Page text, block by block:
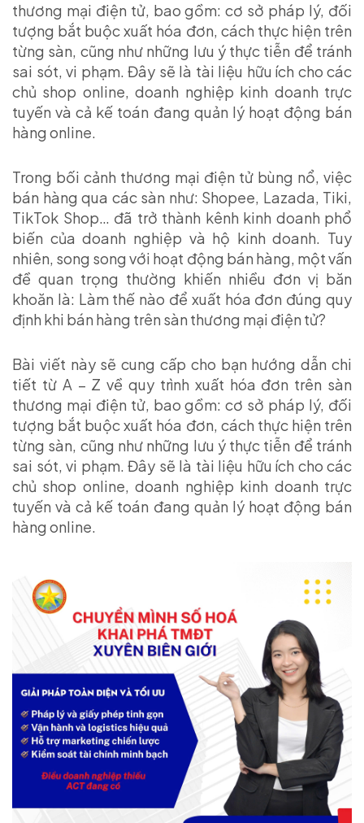
thương mại điện tử, bao gồm: cơ sở pháp lý, đối
tượng bắt buộc xuất hóa đơn, cách thực hiện trên
từng sàn, cũng như những lưu ý thực tiễn để tránh
sai sót, vi phạm. Đây sẽ là tài liệu hữu ích cho các
chủ shop online, doanh nghiệp kinh doanh trực
tuyến và cả kế toán đang quản lý hoạt động bán
hàng online.
Trong bối cảnh thương mại điện tử bùng nổ, việc
bán hàng qua các sàn như: Shopee, Lazada, Tiki,
TikTok Shop… đã trở thành kênh kinh doanh phổ
biến của doanh nghiệp và hộ kinh doanh. Tuy
nhiên, song song với hoạt động bán hàng, một vấn
đề quan trọng thường khiến nhiều đơn vị băn
khoăn là: Làm thế nào để xuất hóa đơn đúng quy
định khi bán hàng trên sàn thương mại điện tử?
Bài viết này sẽ cung cấp cho bạn hướng dẫn chi
tiết từ A – Z về quy trình xuất hóa đơn trên sàn
thương mại điện tử, bao gồm: cơ sở pháp lý, đối
tượng bắt buộc xuất hóa đơn, cách thực hiện trên
từng sàn, cũng như những lưu ý thực tiễn để tránh
sai sót, vi phạm. Đây sẽ là tài liệu hữu ích cho các
chủ shop online, doanh nghiệp kinh doanh trực
tuyến và cả kế toán đang quản lý hoạt động bán
hàng online.